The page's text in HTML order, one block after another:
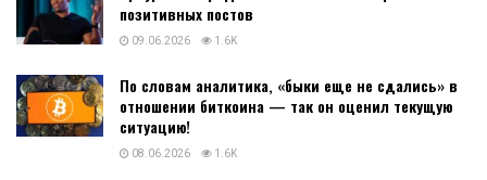
позитивных постов
09.06.2026 1.6K
По словам аналитика, «быки еще не сдались» в
отношении биткоина — так он оценил текущую
ситуацию!
08.06.2026 1.6K